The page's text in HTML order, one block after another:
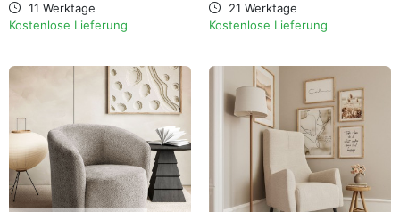
11 Werktage
Kostenlose Lieferung
21 Werktage
Kostenlose Lieferung